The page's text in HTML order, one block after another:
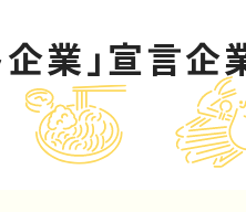
業」宣言企